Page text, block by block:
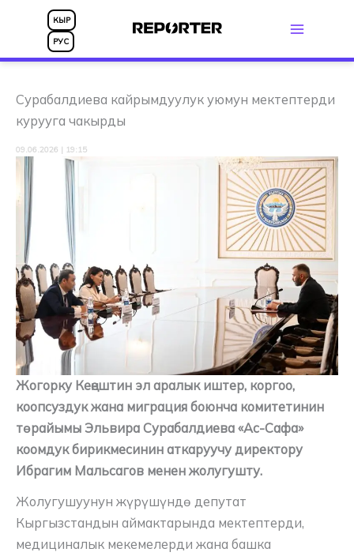
КЫР
РУС
Сурабалдиева кайрымдуулук уюмун мектептерди
курууга чакырды
09.06.2026 | 19:15
Жогорку Кеңештин эл аралык иштер, коргоо,
коопсуздук жана миграция боюнча комитетинин
төрайымы Эльвира Сурабалдиева «Ас-Сафа»
коомдук бирикмесинин аткаруучу директору
Ибрагим Мальсагов менен жолугушту.
Жолугушуунун жүрүшүндө депутат
Кыргызстандын аймактарында мектептерди,
медициналык мекемелерди жана башка